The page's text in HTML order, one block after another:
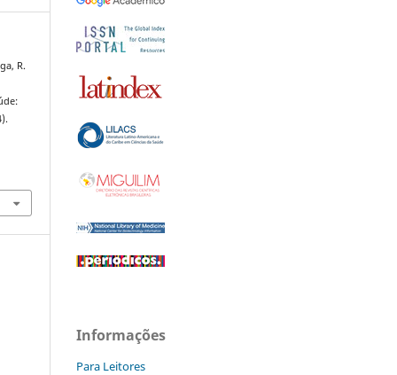
R.
Informações
Para Leitores